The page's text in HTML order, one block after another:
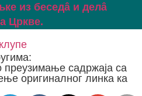
из беседâ и делâ
Цркве.
преузимање садржаја са
оригиналног линка ка